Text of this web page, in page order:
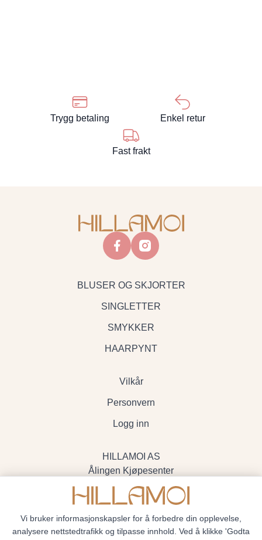
Trygg betaling Enkel retur
Fast frakt
facebookinstagram
BLUSER OG SKJORTER
SINGLETTER
SMYKKER
HAARPYNT
Vilkår
Personvern
Logg inn
HILLAMOI AS
Ålingen Kjøpesenter
Myrenvegen 19, 3570 Ål
- Org.nr. 928705234
Vi bruker informasjonskapsler for å forbedre din opplevelse,
analysere nettstedtrafikk og tilpasse innhold. Ved å klikke 'Godta